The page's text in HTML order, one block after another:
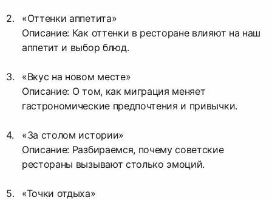
«Оттенки аппетита»
Описание: Как оттенки в ресторане влияют на наш
аппетит и выбор блюд.
«Вкус на новом месте»
Описание: О том, как миграция меняет
гастрономические предпочтения и привычки.
«За столом истории»
Описание: Разбираемся, почему советские
рестораны вызывают столько эмоций.
«Точки отдыха»